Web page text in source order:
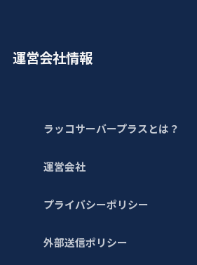
運営会社情報
ラッコサーバープラスとは？
運営会社
プライバシーポリシー
外部送信ポリシー